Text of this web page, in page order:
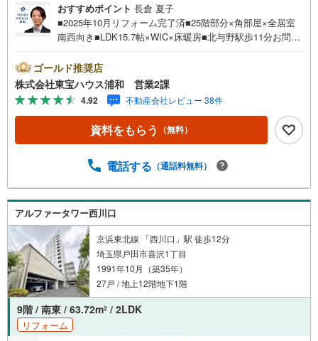
おすすめポイント 長倉 夏子
■2025年10月リフォーム完了済■25階部分×角部屋×全居室
南西向き■LDK15.7帖×WIC×床暖房■北与野駅歩11分お問合
00～22:00（年中無休）こちらの時間帯はお電話でのお問い
合わせがスムーズにご案内できますぜひお気軽にご連絡下
さい！東宝ハウスライフソリューションズグループ 東宝
ハウス浦和 特別提携金利〔一例〕東宝ハウス浦和の住宅
ローン■変動金利全期間引下げプラン⇒住宅ローン金利優遇
割の最大適用《0.89％》と某信用金庫金利1.275％の比較借
6年7月末実行分まで（審査・要件があります）◇TOHO HO
ートナーが直接ご対応ライフプランニング、かけつけサポ
ート、Club Offプレミアムなど多彩なサービスがございます
ゴールド推奨店
株式会社東宝ハウス浦和 営業2課
4.92 不動産会社レビュー 38件
資料をもらう （無料）
電話する （通話料無料）
アルファータワー西川口
京浜東北線 「西川口」駅 徒歩12分
埼玉県戸田市喜沢1丁目
1991年10月（築35年）
27戸 / 地上12階地下1階
9階 / 南東 / 63.72m2 / 2LDK
リフォーム